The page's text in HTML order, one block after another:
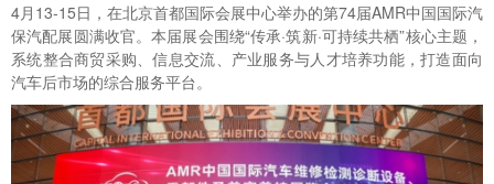
4月13-15日，在北京首都国际会展中心举办的第74届AMR中国国际汽
保汽配展圆满收官。本届展会围绕“传承·筑新·可持续共栖”核心主题，
系统整合商贸采购、信息交流、产业服务与人才培养功能，打造面向
汽车后市场的综合服务平台。